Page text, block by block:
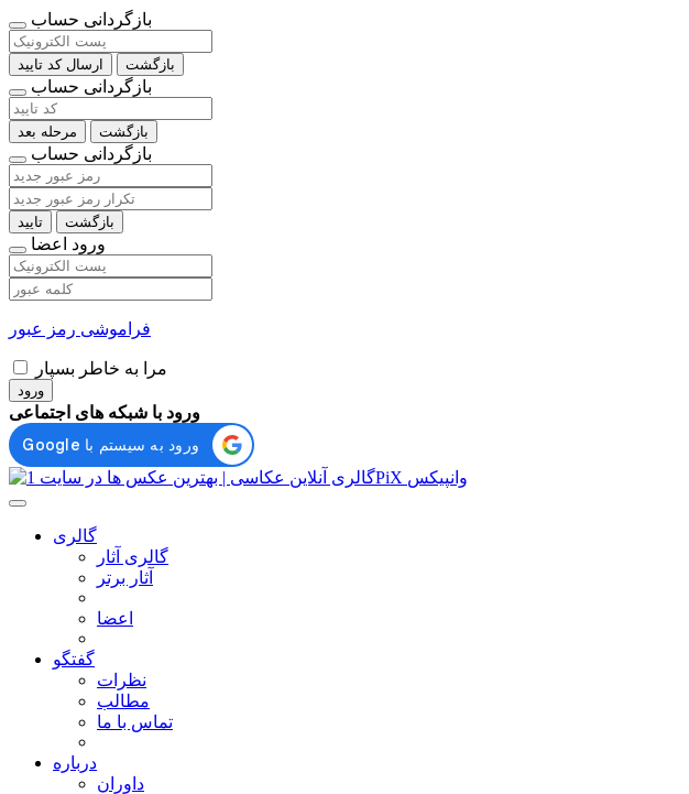
بازگردانی حساب
ارسال کد تایید بازگشت
بازگردانی حساب
مرحله بعد بازگشت
بازگردانی حساب
تایید بازگشت
ورود اعضا
فراموشی رمز عبور
مرا به خاطر بسپار
ورود
ورود با شبکه های اجتماعی
گالری
گالری آثار
آثار برتر
اعضا
گفتگو
نظرات
مطالب
تماس با ما
درباره
داوران